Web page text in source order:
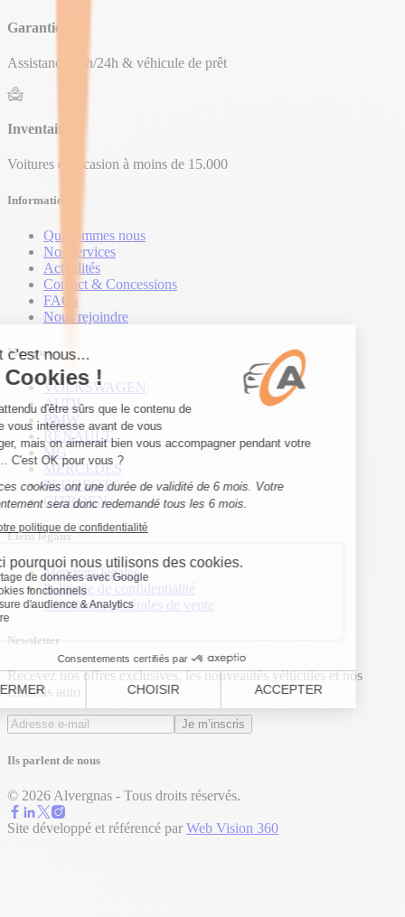
Garantie
Assistance 24h/24h & véhicule de prêt
Inventaire
Voitures d’occasion à moins de 15.000
Informations
Qui sommes nous
Nos services
Actualités
Contact & Concessions
FAQs
Nous rejoindre
Marques
VOLKSWAGEN
AUDI
BMW
RENAULT
MG
MERCEDES
PEUGEOT
CITROEN
Liens légaux
Mentions légales
Politique de confidentialité
Conditions générales de vente
Newsletter
Recevez nos offres exclusives, les nouveautés véhicules et nos
conseils auto
Je m’inscris
Ils parlent de nous
© 2026 Alvergnas - Tous droits réservés.
Site développé et référencé par Web Vision 360